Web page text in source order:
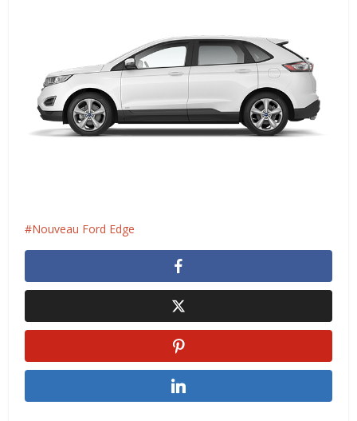
Nouveau Ford Edge